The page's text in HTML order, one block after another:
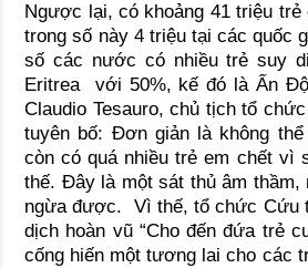
Ngược lại, có khoảng 41 triệu trẻ
trong số này 4 triệu tại các quốc
số các nước có nhiều trẻ suy
Eritrea với 50%, kế đó là Ấn
Claudio Tesauro, chủ tịch tổ
tuyên bố: Đơn giản là không
còn có quá nhiều trẻ em chết vì
thế. Đây là một sát thủ âm thầm,
ngừa được. Vì thế, tổ chức Cứu
dịch hoàn vũ “Cho đến đứa trẻ
cống hiến một tương lai cho các